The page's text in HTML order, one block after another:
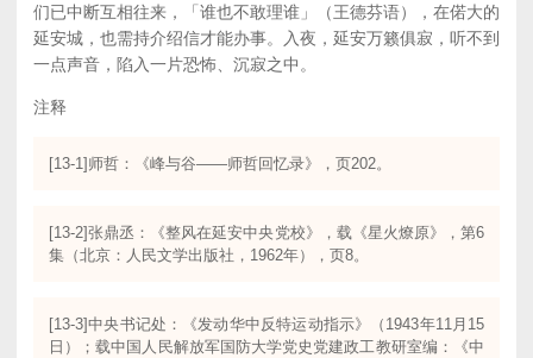
们已中断互相往来，「谁也不敢理谁」（王德芬语），在偌大的
延安城，也需持介绍信才能办事。入夜，延安万籁俱寂，听不到
一点声音，陷入一片恐怖、沉寂之中。
注释
[13-1]师哲：《峰与谷——师哲回忆录》，页202。
[13-2]张鼎丞：《整风在延安中央党校》，载《星火燎原》，第6
集（北京：人民文学出版社，1962年），页8。
[13-3]中央书记处：《发动华中反特运动指示》（1943年11月15
日）；载中国人民解放军国防大学党史党建政工教研室编：《中